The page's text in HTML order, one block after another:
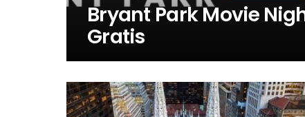
Bryant Park Movie
Gratis